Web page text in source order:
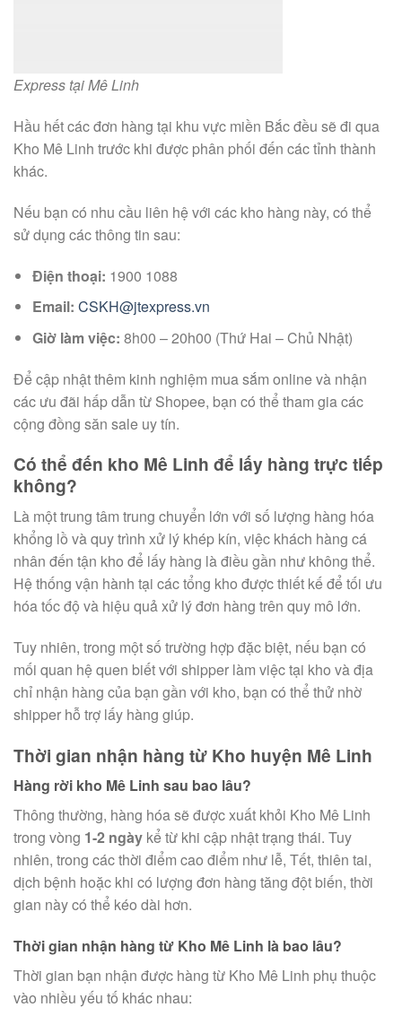
Express tại Mê Linh
Hầu hết các đơn hàng tại khu vực miền Bắc đều sẽ đi qua
Kho Mê Linh trước khi được phân phối đến các tỉnh thành
khác.
Nếu bạn có nhu cầu liên hệ với các kho hàng này, có thể
sử dụng các thông tin sau:
Điện thoại: 1900 1088
Email: CSKH@jtexpress.vn
Giờ làm việc: 8h00 – 20h00 (Thứ Hai – Chủ Nhật)
Để cập nhật thêm kinh nghiệm mua sắm online và nhận
các ưu đãi hấp dẫn từ Shopee, bạn có thể tham gia các
cộng đồng săn sale uy tín.
Có thể đến kho Mê Linh để lấy hàng trực tiếp
không?
Là một trung tâm trung chuyển lớn với số lượng hàng hóa
khổng lồ và quy trình xử lý khép kín, việc khách hàng cá
nhân đến tận kho để lấy hàng là điều gần như không thể.
Hệ thống vận hành tại các tổng kho được thiết kế để tối ưu
hóa tốc độ và hiệu quả xử lý đơn hàng trên quy mô lớn.
Tuy nhiên, trong một số trường hợp đặc biệt, nếu bạn có
mối quan hệ quen biết với shipper làm việc tại kho và địa
chỉ nhận hàng của bạn gần với kho, bạn có thể thử nhờ
shipper hỗ trợ lấy hàng giúp.
Thời gian nhận hàng từ Kho huyện Mê Linh
Hàng rời kho Mê Linh sau bao lâu?
Thông thường, hàng hóa sẽ được xuất khỏi Kho Mê Linh
trong vòng 1-2 ngày kể từ khi cập nhật trạng thái. Tuy
nhiên, trong các thời điểm cao điểm như lễ, Tết, thiên tai,
dịch bệnh hoặc khi có lượng đơn hàng tăng đột biến, thời
gian này có thể kéo dài hơn.
Thời gian nhận hàng từ Kho Mê Linh là bao lâu?
Thời gian bạn nhận được hàng từ Kho Mê Linh phụ thuộc
vào nhiều yếu tố khác nhau: